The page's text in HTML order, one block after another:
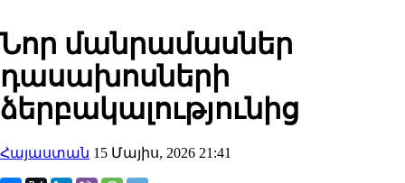
Նոր մանրամասներ
դասախոսների
ձերբակալությունից
Հայաստան 15 Մայիս, 2026 21:41